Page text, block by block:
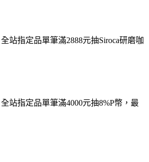
全站指定品單筆滿2888元抽Siroca研磨咖
全站指定品單筆滿4000元抽8%P幣，最